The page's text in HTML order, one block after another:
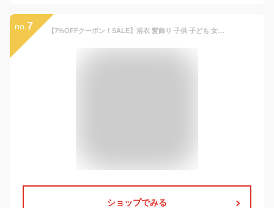
no. 7 【7%OFFクーポン！SALE】浴衣 髪飾り 子供 子ども 女の子 つまみ細工 髪かざり 帯飾り コサージュ スリーピン 浴衣 浴衣ドレス 子供髪飾り キッズ アクセサリー ヘアアクセサリー おしゃれ メール便可 arisana
ショップでみる